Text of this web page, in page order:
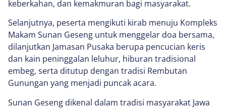
keberkahan, dan kemakmuran bagi masyarakat.
Selanjutnya, peserta mengikuti kirab menuju Kompleks
Makam Sunan Geseng untuk menggelar doa bersama,
dilanjutkan Jamasan Pusaka berupa pencucian keris
dan kain peninggalan leluhur, hiburan tradisional
embeg, serta ditutup dengan tradisi Rembutan
Gunungan yang menjadi puncak acara.
Sunan Geseng dikenal dalam tradisi masyarakat Jawa